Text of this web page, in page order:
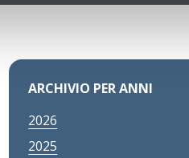
ARCHIVIO PER ANNI
2026
2025